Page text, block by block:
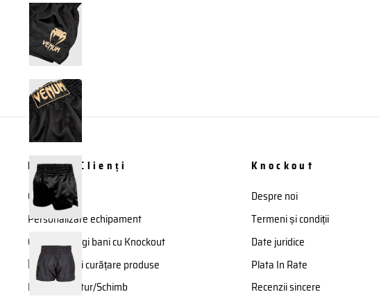
Pentru Clienți
Contact
Personalizare echipament
Cum sa castigi bani cu Knockout
Întreținere și curățare produse
Formular Retur/Schimb
Knockout
Despre noi
Termeni și condiții
Date juridice
Plata In Rate
Recenzii sincere